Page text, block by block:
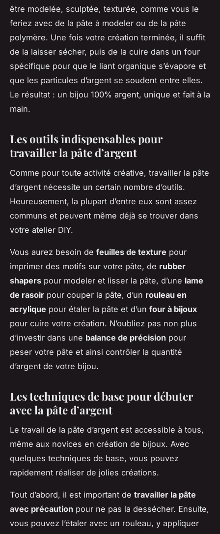
être modelée, sculptée, texturée, comme vous le
feriez avec de la pâte à modeler ou de la pâte
polymère. Une fois votre création terminée, il suffit
de la laisser sécher, puis de la cuire dans un four
spécifique pour que le liant organique s’évapore et
que les particules d’argent se soudent entre elles.
Le résultat : un bijou 100% argent, unique et fait à la
main.
Les outils indispensables pour
travailler la pâte d’argent
Comme pour toute activité créative, travailler la pâte
d’argent nécessite un certain nombre d’outils.
Heureusement, la plupart d’entre eux sont assez
communs et peuvent même déjà se trouver dans
votre atelier DIY.
Vous aurez besoin de feuilles de texture pour
imprimer des motifs sur votre pâte, de rubber
shapers pour modeler et lisser la pâte, d’une lame
de rasoir pour couper la pâte, d’un rouleau en
acrylique pour étaler la pâte et d’un four à bijoux
pour cuire votre création. N’oubliez pas non plus
d’investir dans une balance de précision pour
peser votre pâte et ainsi contrôler la quantité
d’argent de votre bijou.
Les techniques de base pour débuter
avec la pâte d’argent
Le travail de la pâte d’argent est accessible à tous,
même aux novices en création de bijoux. Avec
quelques techniques de base, vous pouvez
rapidement réaliser de jolies créations.
Tout d’abord, il est important de travailler la pâte
avec précaution pour ne pas la dessécher. Ensuite,
vous pouvez l’étaler avec un rouleau, y appliquer